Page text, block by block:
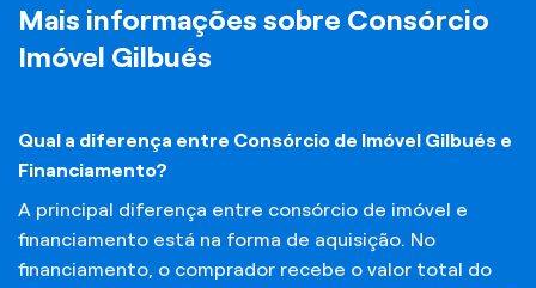
Mais informações sobre Consórcio
Imóvel Gilbués
Qual a diferença entre Consórcio de Imóvel Gilbués e
Financiamento?
A principal diferença entre consórcio de imóvel e
financiamento está na forma de aquisição. No
financiamento, o comprador recebe o valor total do